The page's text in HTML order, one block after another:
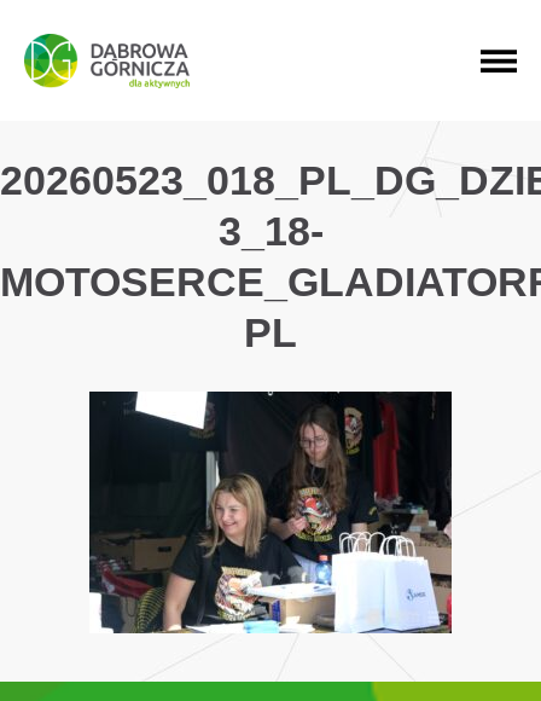
PRZEJDŹ DO MENU GŁÓWNEGO
PRZEJDŹ DO WYSZUKIWARKI
PRZEJDŹ DO TREŚCI
3_18-
PL